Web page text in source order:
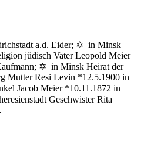
a.d. Eider; ✡ in Minsk
jüdisch Vater Leopold Meier
✡ in Minsk Heirat der
Mutter Resi Levin *12.5.1900 in
Jacob Meier *10.11.1872 in
Geschwister Rita